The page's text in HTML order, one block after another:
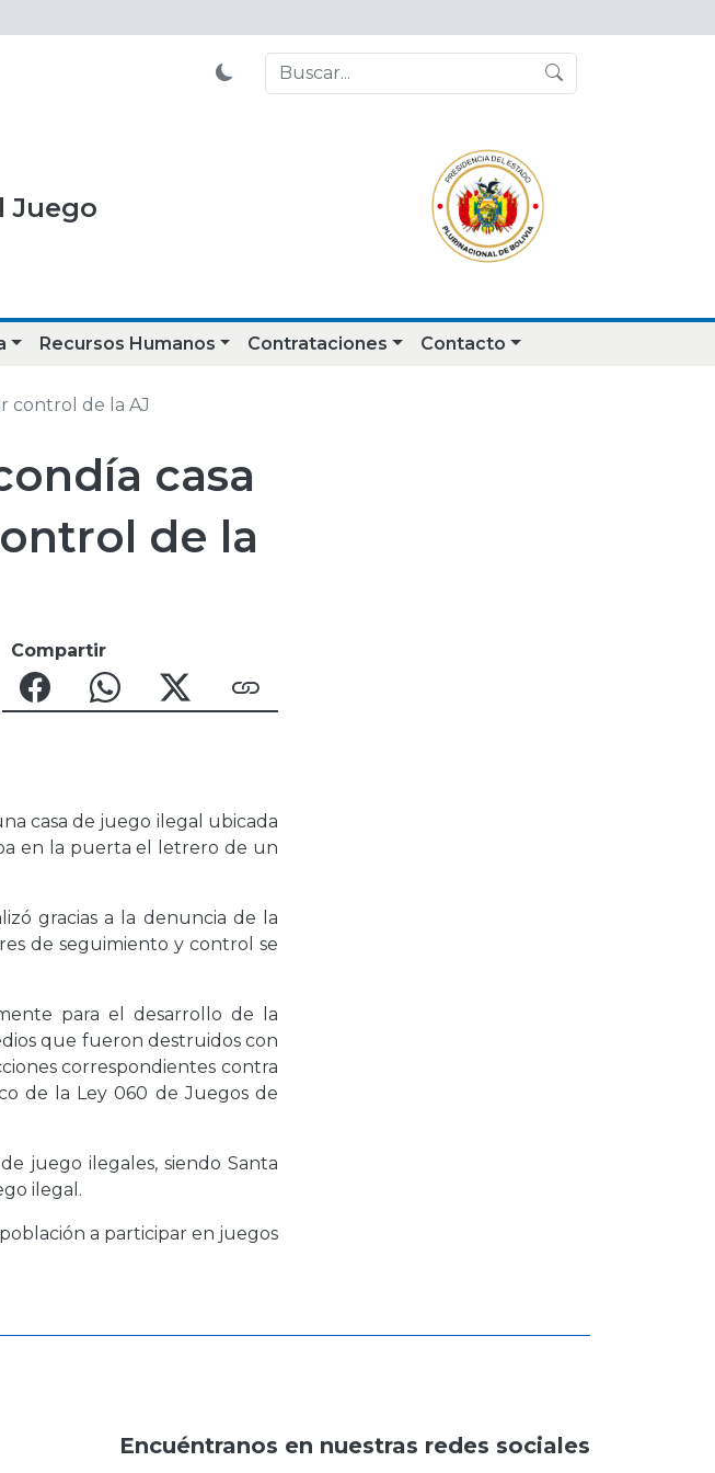
Juego
Recursos Humanos Contrataciones Contacto
control de la AJ
casa
de la
Compartir
casa de juego ilegal ubicada
en la puerta el letrero de un
gracias a la denuncia de la
de seguimiento y control se
para el desarrollo de la
que fueron destruidos con
correspondientes contra
de la Ley 060 de Juegos de
juego ilegales, siendo Santa
ilegal.
a participar en juegos
Encuéntranos en nuestras redes sociales